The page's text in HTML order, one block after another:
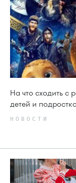
На что сходить
детей и
НОВОСТИ